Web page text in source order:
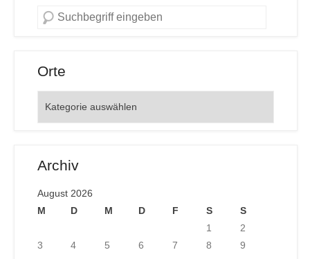
Orte
Archiv
August 2026
M
D M D F S
S
1
2
3
4 5 6 7 8
9